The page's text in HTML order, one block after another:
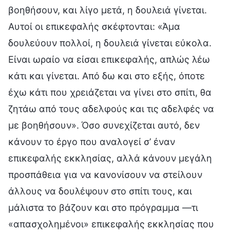
βοηθήσουν, και λίγο μετά, η δουλειά γίνεται.
Αυτοί οι επικεφαλής σκέφτονται: «Άμα
δουλεύουν πολλοί, η δουλειά γίνεται εύκολα.
Είναι ωραίο να είσαι επικεφαλής, απλώς λέω
κάτι και γίνεται. Από δω και στο εξής, όποτε
έχω κάτι που χρειάζεται να γίνει στο σπίτι, θα
ζητάω από τους αδελφούς και τις αδελφές να
με βοηθήσουν». Όσο συνεχίζεται αυτό, δεν
κάνουν το έργο που αναλογεί σ’ έναν
επικεφαλής εκκλησίας, αλλά κάνουν μεγάλη
προσπάθεια για να κανονίσουν να στείλουν
άλλους να δουλέψουν στο σπίτι τους, και
μάλιστα το βάζουν και στο πρόγραμμα —τι
«απασχολημένοι» επικεφαλής εκκλησίας που